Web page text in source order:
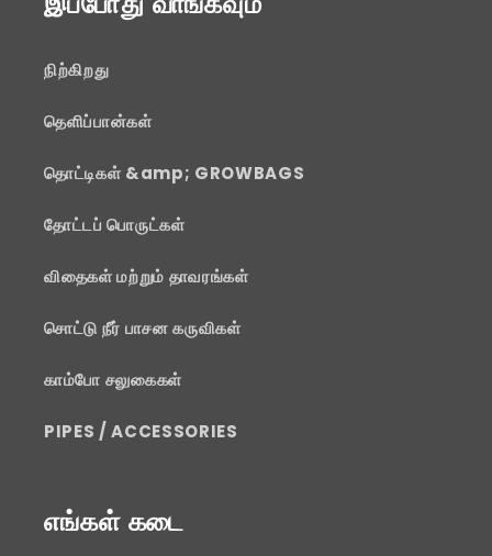
நிற்கிறது
தெளிப்பான்கள்
தொட்டிகள் &amp; GROWBAGS
தோட்டப் பொருட்கள்
விதைகள் மற்றும் தாவரங்கள்
சொட்டு நீர் பாசன கருவிகள்
காம்போ சலுகைகள்
PIPES / ACCESSORIES
எங்கள் கடை